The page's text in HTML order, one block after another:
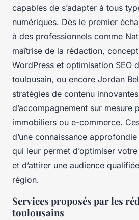
capables de s’adapter à tous
numériques. Dès le premier
à des professionnels comme
maîtrise de la rédaction,
WordPress et optimisation SEO
toulousain, ou encore Jordan
stratégies de contenu
d’accompagnement sur mesure
immobiliers ou e-commerce.
d’une connaissance
qui leur permet d’optimiser
et d’attirer une audience
région.
Services proposés par les
toulousains